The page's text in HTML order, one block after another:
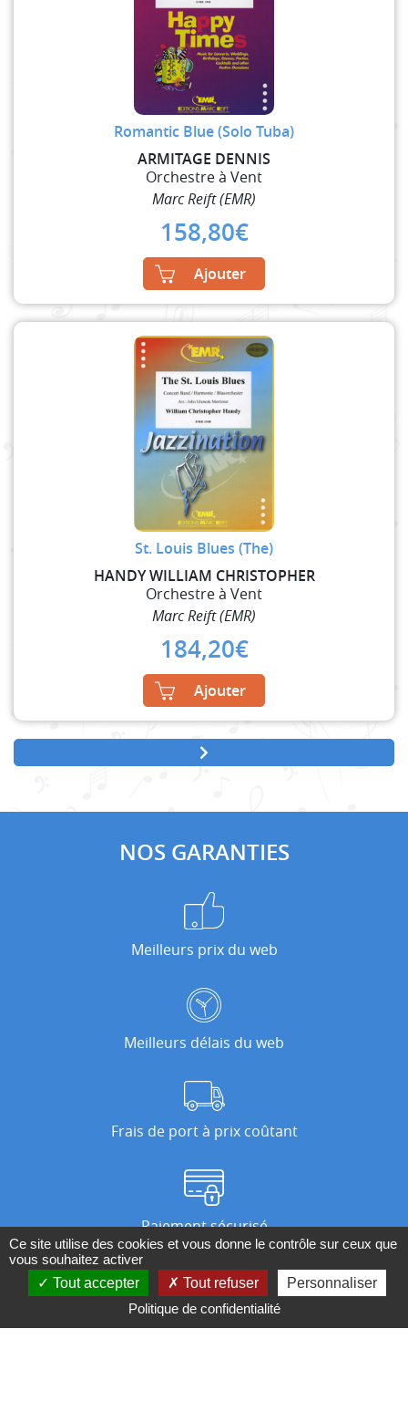
Romantic Blue (Solo Tuba)
ARMITAGE DENNIS
Orchestre à Vent
Marc Reift (EMR)
158,80€
Ajouter
St. Louis Blues (The)
HANDY WILLIAM CHRISTOPHER
Orchestre à Vent
Marc Reift (EMR)
184,20€
Ajouter
NOS GARANTIES
Meilleurs prix du web
Meilleurs délais du web
Frais de port à prix coûtant
Paiement sécurisé
Nos magasins
Ce site utilise des cookies et vous donne le contrôle sur ceux que
vous souhaitez activer
Tout accepter
Tout refuser
Personnaliser
Politique de confidentialité